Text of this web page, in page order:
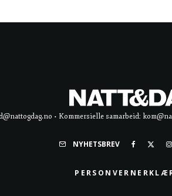
• Kommersielle samarbeid:
NYHETSBREV